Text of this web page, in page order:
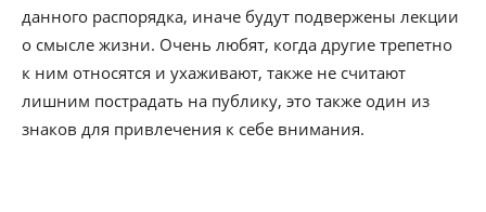
данного распорядка, иначе будут подвержены лекции
о смысле жизни. Очень любят, когда другие трепетно
к ним относятся и ухаживают, также не считают
лишним пострадать на публику, это также один из
знаков для привлечения к себе внимания.